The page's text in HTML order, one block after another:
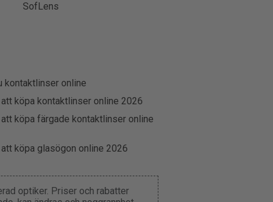
SofLens
kontaktlinser online
köpa kontaktlinser online 2026
köpa färgade kontaktlinser online
köpa glasögon online 2026
optiker. Priser och rabatter